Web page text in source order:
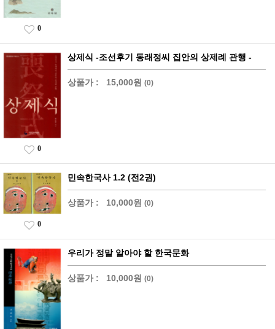
0
상제식 -조선후기 동래정씨 집안의 상제례 관행 -
상품가 : 15,000원 (0)
0
민속한국사 1.2 (전2권)
상품가 : 10,000원 (0)
0
우리가 정말 알아야 할 한국문화
상품가 : 10,000원 (0)